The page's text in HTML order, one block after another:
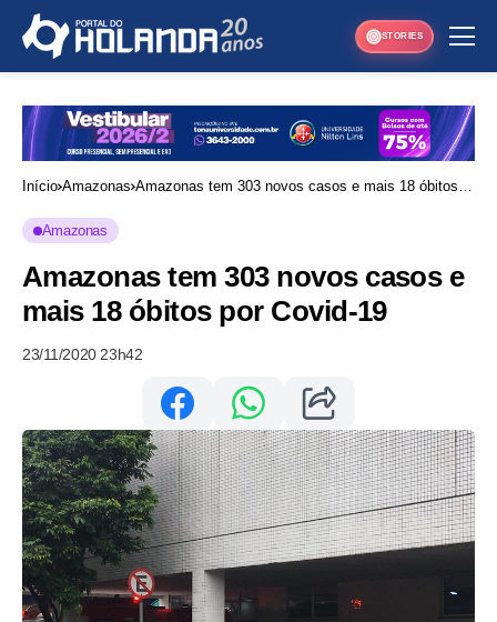
STORIES
Início Amazonas Amazonas tem 303 novos casos e mais 18 óbitos
Amazonas
Amazonas tem 303 novos casos e
mais 18 óbitos por Covid-19
23/11/2020 23h42